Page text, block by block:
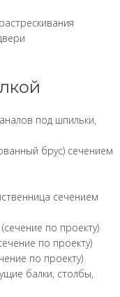
под шпильки,
брус) сечением
сечением
по проекту)
по проекту)
по проекту)
балки, столбы,